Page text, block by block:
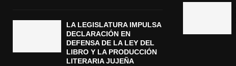
LA LEGISLATURA IMPULSA
DECLARACIÓN EN
DEFENSA DE LA LEY DEL
LIBRO Y LA PRODUCCIÓN
LITERARIA JUJEÑA